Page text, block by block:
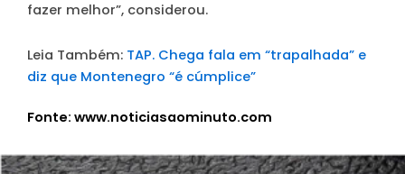
fazer melhor”, considerou.
Leia Também: TAP. Chega fala em “trapalhada” e
diz que Montenegro “é cúmplice”
Fonte: www.noticiasaominuto.com